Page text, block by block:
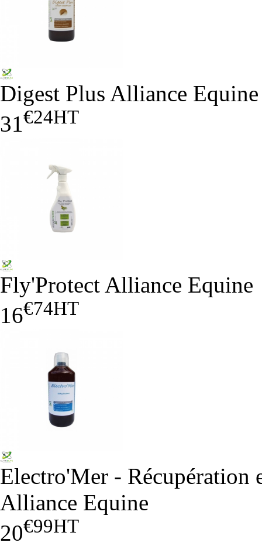
Digest Plus Alliance Equine
31€24HT
Fly'Protect Alliance Equine
16€74HT
Electro'Mer - Récupération
Alliance Equine
20€99HT